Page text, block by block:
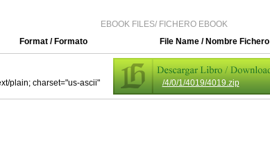
EBOOK FILES/ FICHERO EBOOK
Format / Formato
File Name / Nombre Fichero
plain; charset="us-ascii" /4/0/1/4019/4019.zip